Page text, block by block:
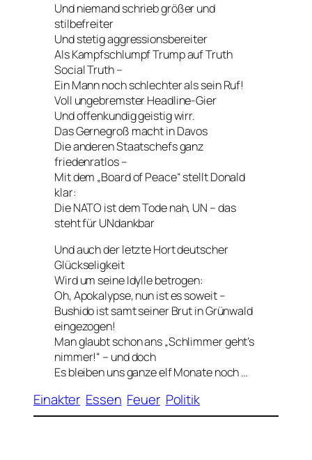
Und niemand schrieb größer und
stilbefreiter
Und stetig aggressionsbereiter
Als Kampfschlumpf Trump auf Truth
Social Truth –
Ein Mann noch schlechter als sein Ruf!
Voll ungebremster Headline-Gier
Und offenkundig geistig wirr.
Das Gernegroß macht in Davos
Die anderen Staatschefs ganz
friedenratlos –
Mit dem „Board of Peace“ stellt Donald
klar:
Die NATO ist dem Tode nah, UN – das
steht für UNdankbar
Und auch der letzte Hort deutscher
Glückseligkeit
Wird um seine Idylle betrogen:
Oh, Apokalypse, nun ist es soweit –
Bushido ist samt seiner Brut in Grünwald
eingezogen!
Man glaubt schon ans „Schlimmer geht’s
nimmer!“ – und doch
Es bleiben uns ganze elf Monate noch …
Einakter Essen Feuer Politik